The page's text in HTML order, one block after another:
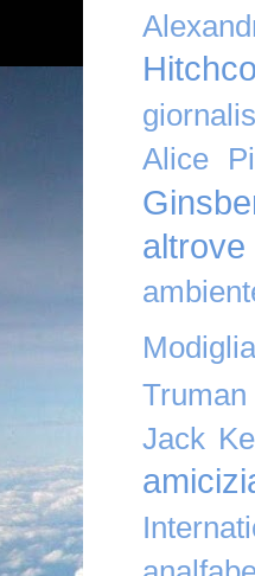
Alice
altrove
Jack